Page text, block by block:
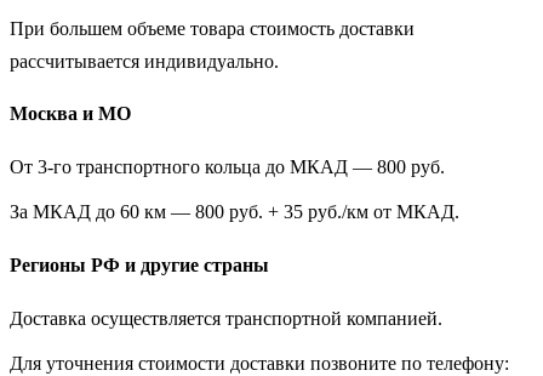
При большем объеме товара стоимость доставки
рассчитывается индивидуально.
Москва и МО
От 3-го транспортного кольца до МКАД — 800 руб.
За МКАД до 60 км — 800 руб. + 35 руб./км от МКАД.
Регионы РФ и другие страны
Доставка осуществляется транспортной компанией.
Для уточнения стоимости доставки позвоните по телефону: